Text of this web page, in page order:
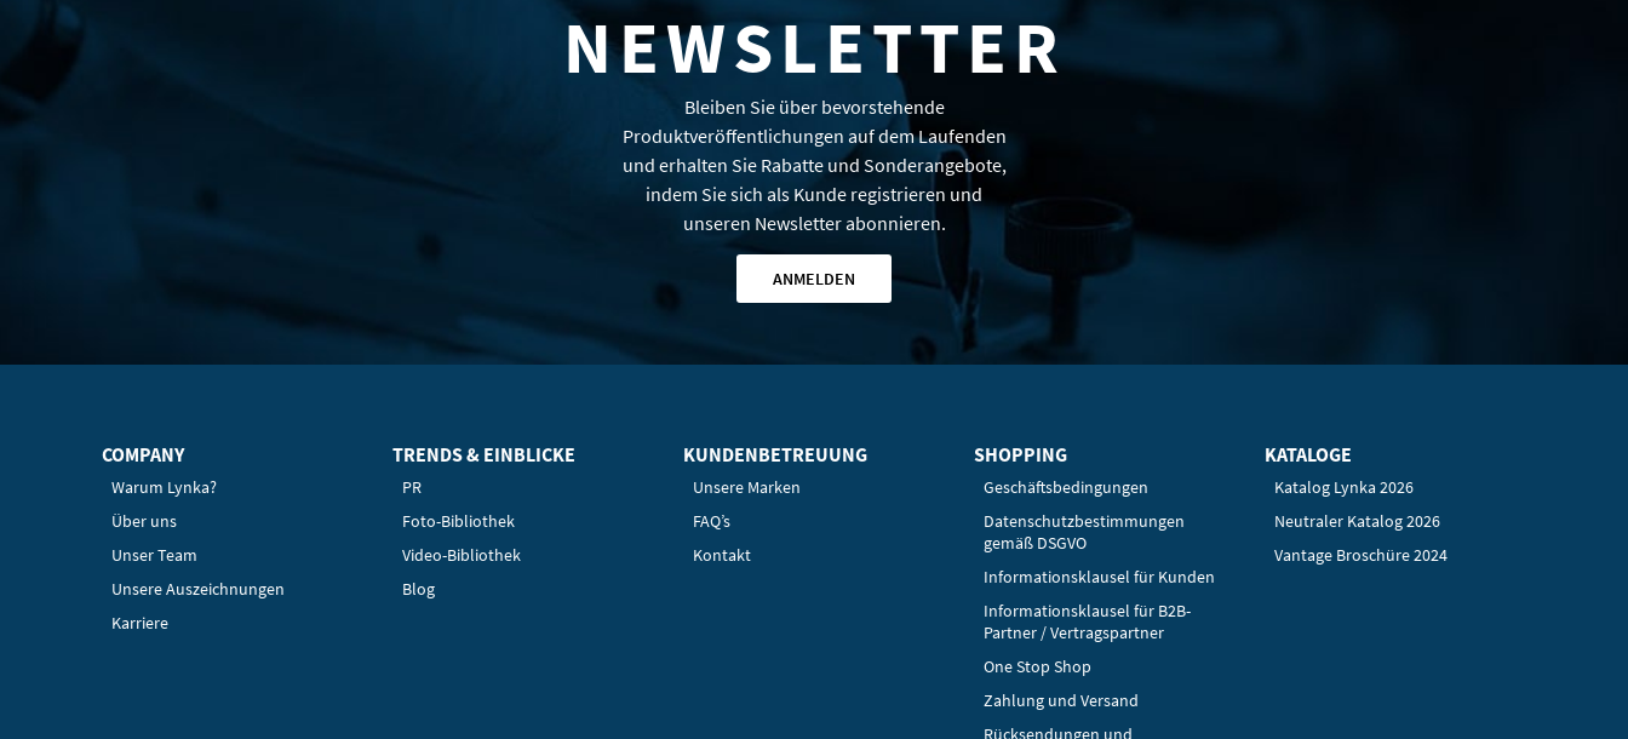
NEWSLETTER
Bleiben Sie über bevorstehende
Produktveröffentlichungen auf dem Laufenden
und erhalten Sie Rabatte und Sonderangebote,
indem Sie sich als Kunde registrieren und
unseren Newsletter abonnieren.
ANMELDEN
COMPANY
Warum Lynka?
Über uns
Unser Team
Unsere Auszeichnungen
Karriere
TRENDS & EINBLICKE
PR
Foto-Bibliothek
Video-Bibliothek
Blog
KUNDENBETREUUNG
Unsere Marken
FAQ’s
Kontakt
SHOPPING
Geschäftsbedingungen
Datenschutzbestimmungen
gemäß DSGVO
Informationsklausel für Kunden
Informationsklausel für B2B-
Partner / Vertragspartner
One Stop Shop
Zahlung und Versand
Rücksendungen und
KATALOGE
Katalog Lynka 2026
Neutraler Katalog 2026
Vantage Broschüre 2024